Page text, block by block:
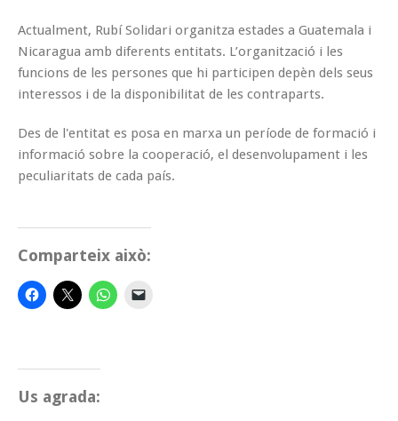
Actualment, Rubí Solidari organitza estades a Guatemala i
Nicaragua amb diferents entitats. L’organització i les
funcions de les persones que hi participen depèn dels seus
interessos i de la disponibilitat de les contraparts.
Des de l'entitat es posa en marxa un període de formació i
informació sobre la cooperació, el desenvolupament i les
peculiaritats de cada país.
Comparteix això:
Us agrada: